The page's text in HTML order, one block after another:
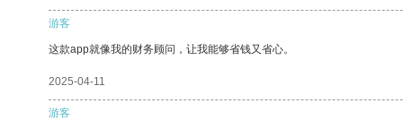
游客
这款app就像我的财务顾问，让我能够省钱又省心。
2025-04-11
游客